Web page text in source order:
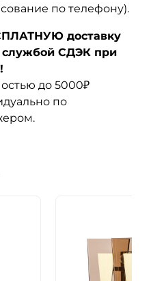
по телефону).
доставку
службой СДЭК при
до 5000₽
по